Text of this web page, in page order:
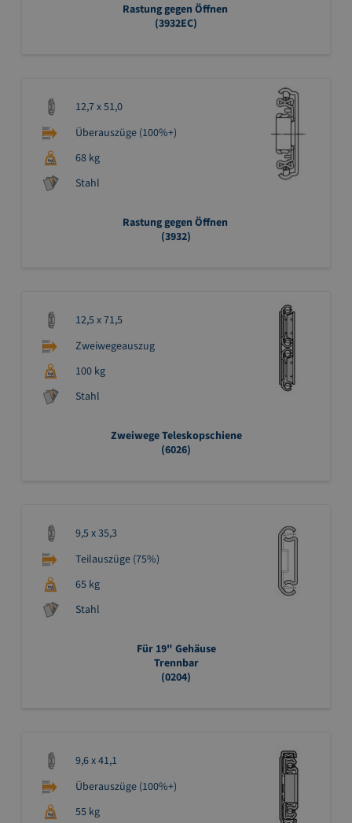
Rastung gegen Öffnen
(3932EC)
12,7 x 51,0
Überauszüge (100%+)
68 kg
Stahl
Rastung gegen Öffnen
(3932)
12,5 x 71,5
Zweiwegeauszug
100 kg
Stahl
Zweiwege Teleskopschiene
(6026)
9,5 x 35,3
Teilauszüge (75%)
65 kg
Stahl
Für 19" Gehäuse
Trennbar
(0204)
9,6 x 41,1
Überauszüge (100%+)
55 kg